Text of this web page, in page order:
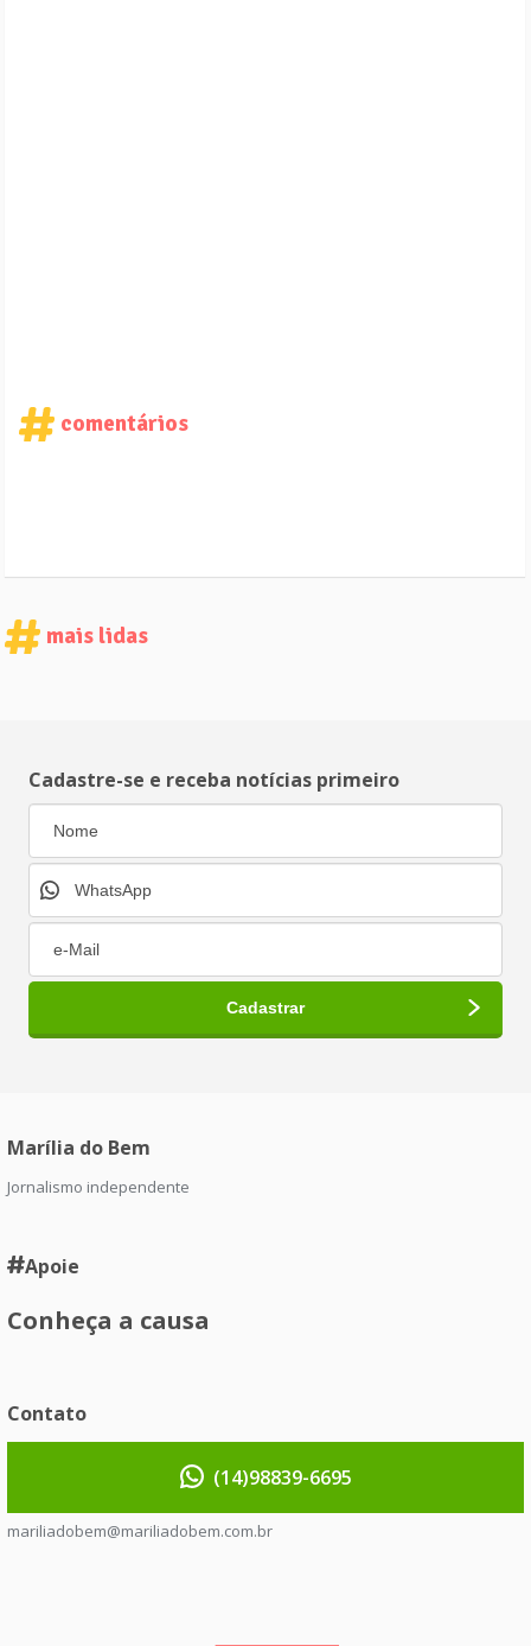
comentários
mais lidas
Cadastre-se e receba notícias primeiro
Marília do Bem
Jornalismo independente
Apoie
Conheça a causa
Contato
(14)98839-6695
mariliadobem@mariliadobem.com.br